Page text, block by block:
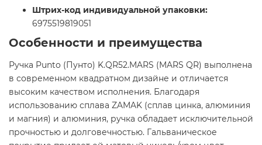
Штрих-код индивидуальной упаковки:
6975519819051
Особенности и преимущества
Ручка Punto (Пунто) K.QR52.MARS (MARS QR) выполнена
в современном квадратном дизайне и отличается
высоким качеством исполнения. Благодаря
использованию сплава ZAMAK (сплав цинка, алюминия
и магния) и алюминия, ручка обладает исключительной
прочностью и долговечностью. Гальваническое